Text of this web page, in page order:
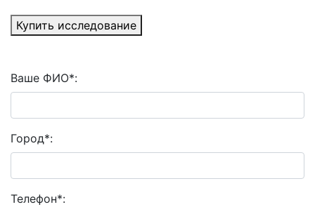
Купить исследование
Ваше ФИО*:
Город*:
Телефон*: